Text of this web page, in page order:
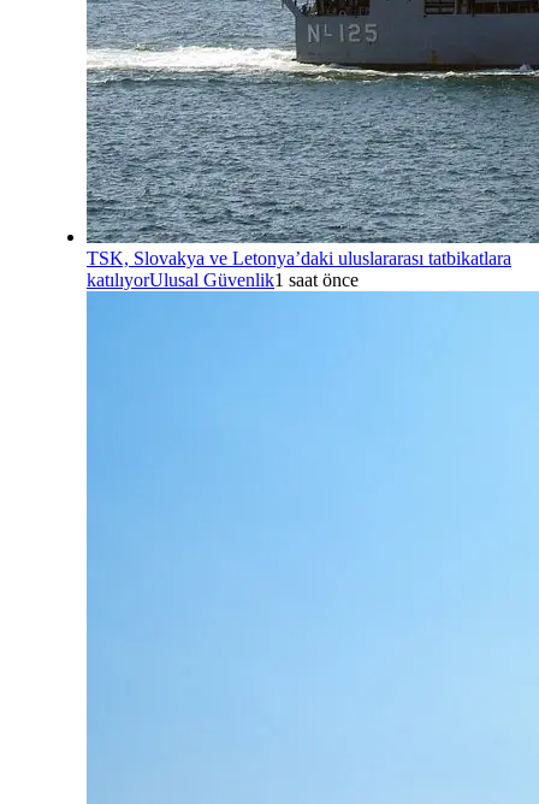
TSK, Slovakya ve Letonya’daki uluslararası tatbikatlara
katılıyorUlusal Güvenlik1 saat önce